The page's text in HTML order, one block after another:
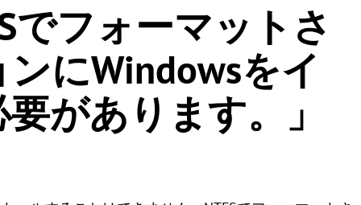
でフォーマットさ
にWindowsをイ
があります。」